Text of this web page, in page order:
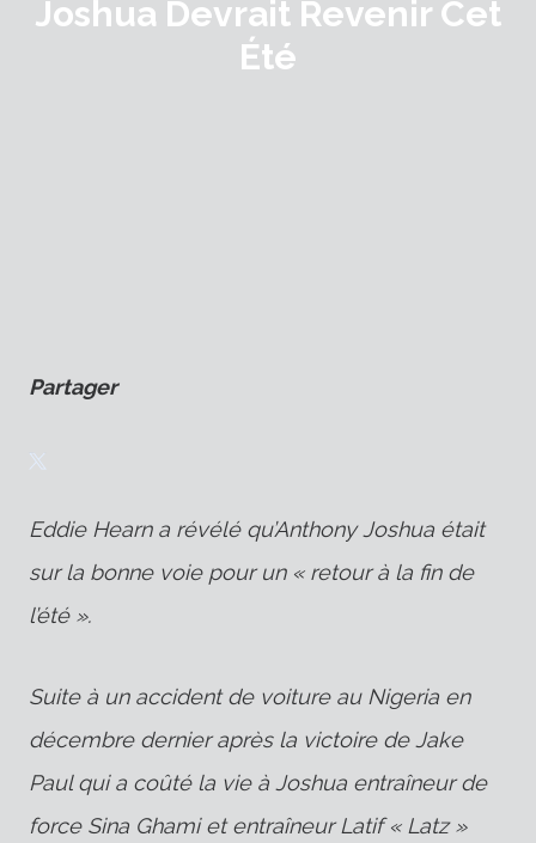
Joshua Devrait Revenir Cet
Été
Partager
Eddie Hearn a révélé qu’Anthony Joshua était
sur la bonne voie pour un « retour à la fin de
l’été ».
Suite à un accident de voiture au Nigeria en
décembre dernier après la victoire de Jake
Paul qui a coûté la vie à Joshua entraîneur de
force Sina Ghamiet entraîneurLatif « Latz »